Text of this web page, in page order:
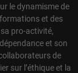
le dynamisme de
et des
pro-activité,
et son
de
sur l’éthique et la